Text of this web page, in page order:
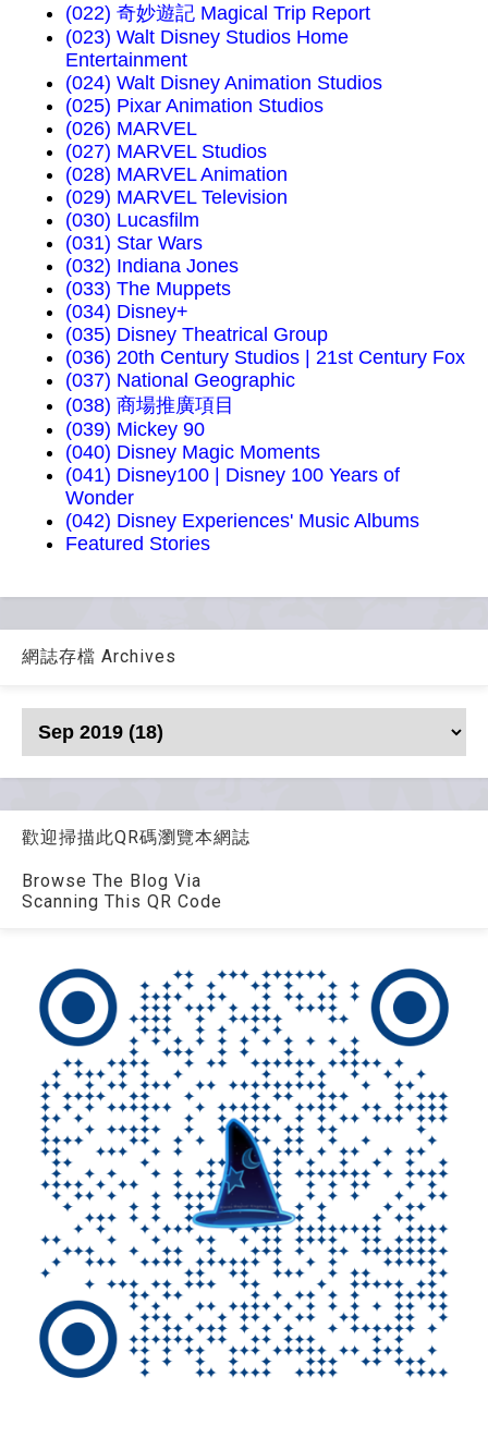
(022) 奇妙遊記 Magical Trip Report
(023) Walt Disney Studios Home
Entertainment
(024) Walt Disney Animation Studios
(025) Pixar Animation Studios
(026) MARVEL
(027) MARVEL Studios
(028) MARVEL Animation
(029) MARVEL Television
(030) Lucasfilm
(031) Star Wars
(032) Indiana Jones
(033) The Muppets
(034) Disney+
(035) Disney Theatrical Group
(036) 20th Century Studios | 21st Century Fox
(037) National Geographic
(038) 商場推廣項目
(039) Mickey 90
(040) Disney Magic Moments
(041) Disney100 | Disney 100 Years of
Wonder
(042) Disney Experiences' Music Albums
Featured Stories
網誌存檔 Archives
歡迎掃描此QR碼瀏覽本網誌
Browse The Blog Via
Scanning This QR Code